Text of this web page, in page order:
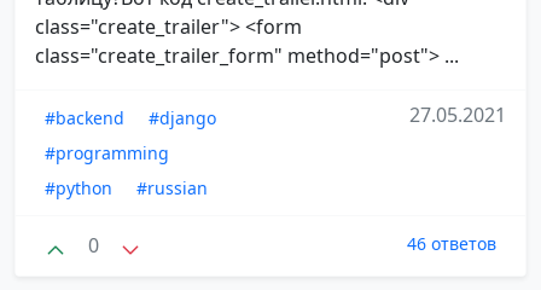
class="create_trailer"> <form
class="create_trailer_form" method="post"> ...
#backend
#django
#programming
#python
#russian
27.05.2021
0 46 ответов